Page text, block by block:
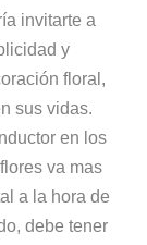
invitarte a
y
floral,
sus vidas.
en los
va mas
a la hora de
debe tener